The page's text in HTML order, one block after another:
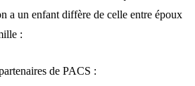
a un enfant diffère de celle entre époux
:
de PACS :